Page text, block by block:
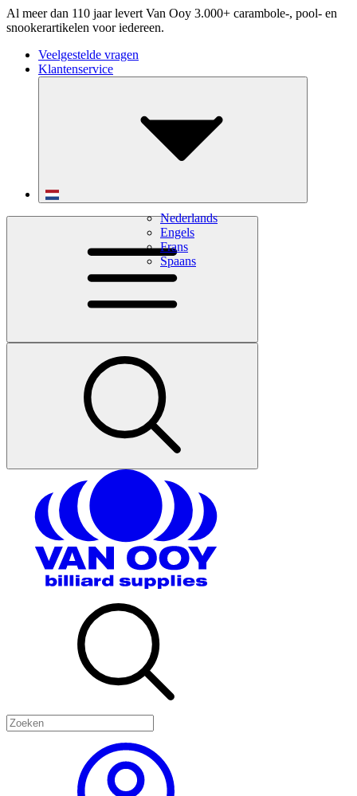
Al meer dan 110 jaar levert Van Ooy 3.000+ carambole-, pool- en
snookerartikelen voor iedereen.
Veelgestelde vragen
Klantenservice
Nederlands
Engels
Frans
Spaans